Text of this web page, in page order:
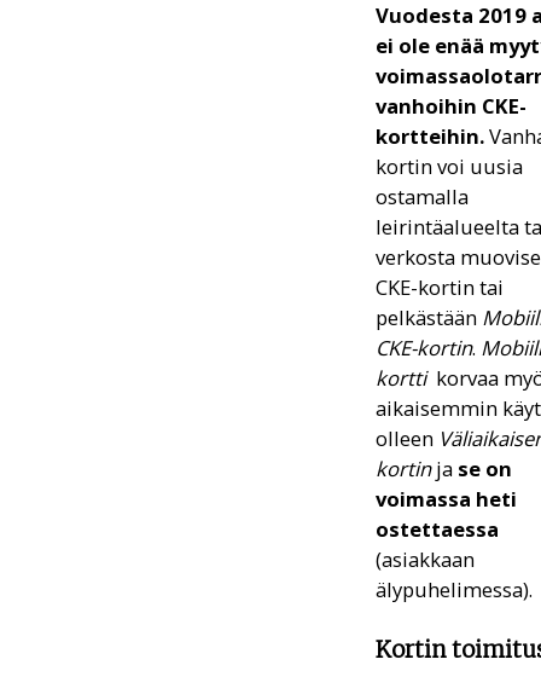
Vuodesta 2019
ei ole enää
vanhoihin CKE-
kortteihin.
kortin voi uusia
ostamalla
leirintäalueelta
verkosta
CKE-kortin tai
pelkästään
CKE-kortin.
kortti korvaa
aikaisemmin
olleen
kortinja se on
voimassa heti
ostettaessa
(asiakkaan
älypuhelimessa).
Kortin